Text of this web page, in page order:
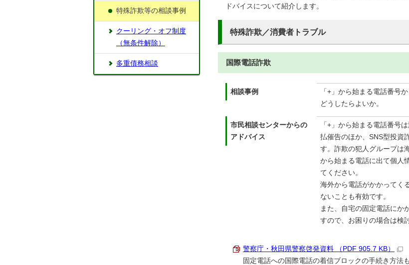
ドバイスについて紹介します。
特殊詐欺／消費者トラブル
国際電話詐欺
相談事例
「+」から始まる電話番号
どうしたらよいか。
市民相談センターからの
アドバイス
「+」から始まる電話番号
払催告のほか、SNS型投資
す。詐欺の犯人グループは
から始まる電話に出て個人
てください。
海外から電話がかかってく
ないことも有効です。
また、自宅の固定電話にか
すので、お困りの場合は検
警察庁・秋田県警察啓発資料 （PDF 905.7 KB）
固定電話への国際電話の着信ブロックの手続き方法
特殊詐欺等の相談事例
クーリング・オフ制度
（無条件解除）
多重債務相談